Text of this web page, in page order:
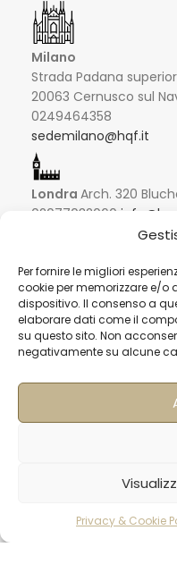
Per fornire le migliori
cookie per memorizzare e/o
dispositivo. Il consenso a
elaborare dati come il
su questo sito. Non
negativamente su alcune
Privacy & Cookie
Milano
Strada Padana
20063 Cernusco sul
0249464358
sedemilano@hqf.it
Londra Arch. 320
02077032060
Hong KongUnits 305-
Chi Kok Road, Cheung
56977200info@hqf.hk
16 Raffles Quay #33-
048581 – Singapore
Carretera
congelato